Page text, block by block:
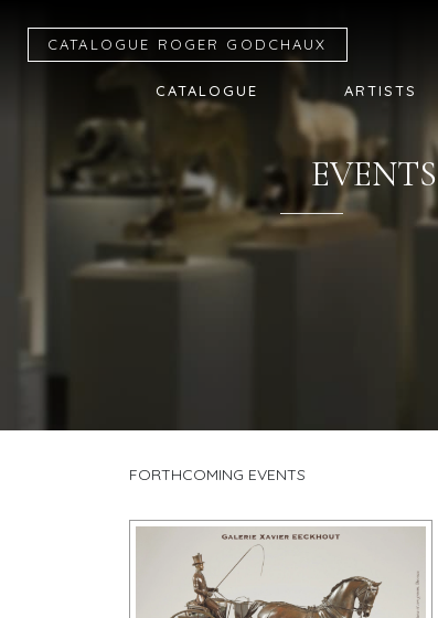
CATALOGUE ARTISTS
CATALOGUE R OGER G ODCHAUX
EVENTS
FORTHCOMING EVENTS